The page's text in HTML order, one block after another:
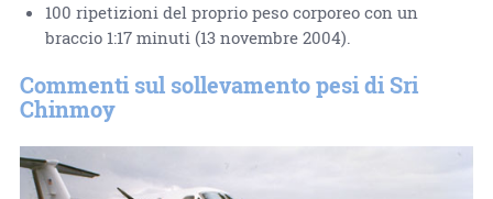
100 ripetizioni del proprio peso corporeo con un
braccio 1:17 minuti (13 novembre 2004).
Commenti sul sollevamento pesi di Sri
Chinmoy